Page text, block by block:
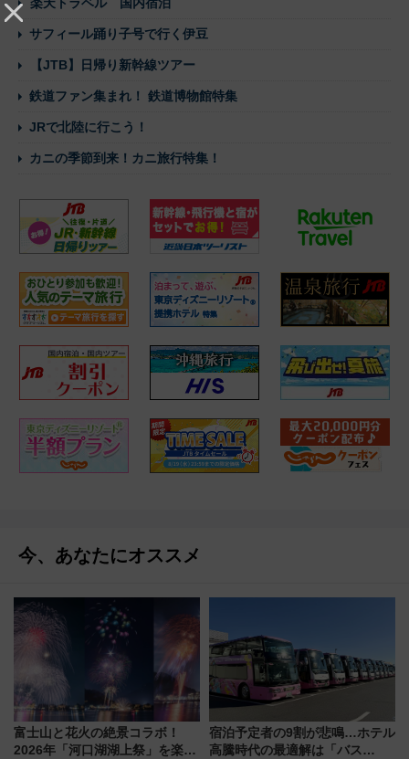
楽天トラベル 国内宿泊
サフィール踊り子号で行く伊豆
【JTB】日帰り新幹線ツアー
鉄道ファン集まれ！ 鉄道博物館特集
JRで北陸に行こう！
カニの季節到来！カニ旅行特集！
今、あなたにオススメ
富士山と花火の絶景コラボ！
2026年「河口湖湖上祭」を楽し
宿泊予定者の9割が悲鳴…ホテル
高騰時代の最適解は「バス